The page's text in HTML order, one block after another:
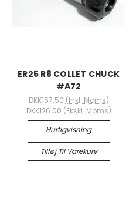
ER25 R8 COLLET CHUCK
#A72
DKK157.50 (Inkl. Moms)
DKK126.00 (Ekskl. Moms)
Hurtigvisning
Tilføj Til Varekurv